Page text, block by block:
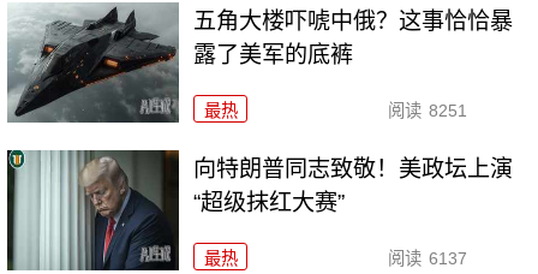
五角大楼吓唬中俄？这事恰恰暴
露了美军的底裤
最热 阅读 8251
向特朗普同志致敬！美政坛上演
“超级抹红大赛”
最热 阅读 6137